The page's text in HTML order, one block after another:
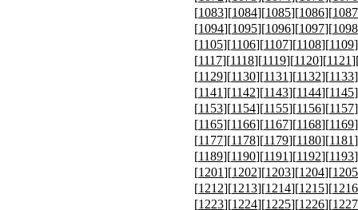
[1083][1084][1085][1086][1087
[1094][1095][1096][1097][1098
[1105][1106][1107][1108][1109
[1117][1118][1119][1120][1121
[1129][1130][1131][1132][1133
[1141][1142][1143][1144][1145
[1153][1154][1155][1156][1157
[1165][1166][1167][1168][1169
[1177][1178][1179][1180][1181
[1189][1190][1191][1192][1193
[1201][1202][1203][1204][1205
[1212][1213][1214][1215][1216
[1223][1224][1225][1226][1227